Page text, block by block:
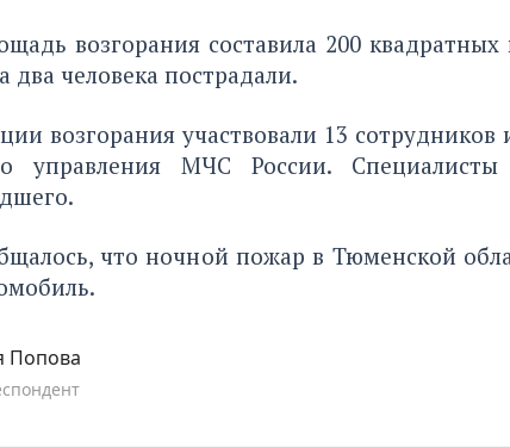
возгорания составила 200 квадратных
два человека пострадали.
возгорания участвовали 13
управления МЧС России.
что ночной пожар в Тюменской
Попова